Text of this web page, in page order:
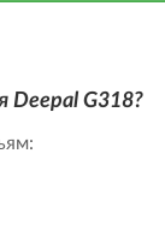
Deepal G318?